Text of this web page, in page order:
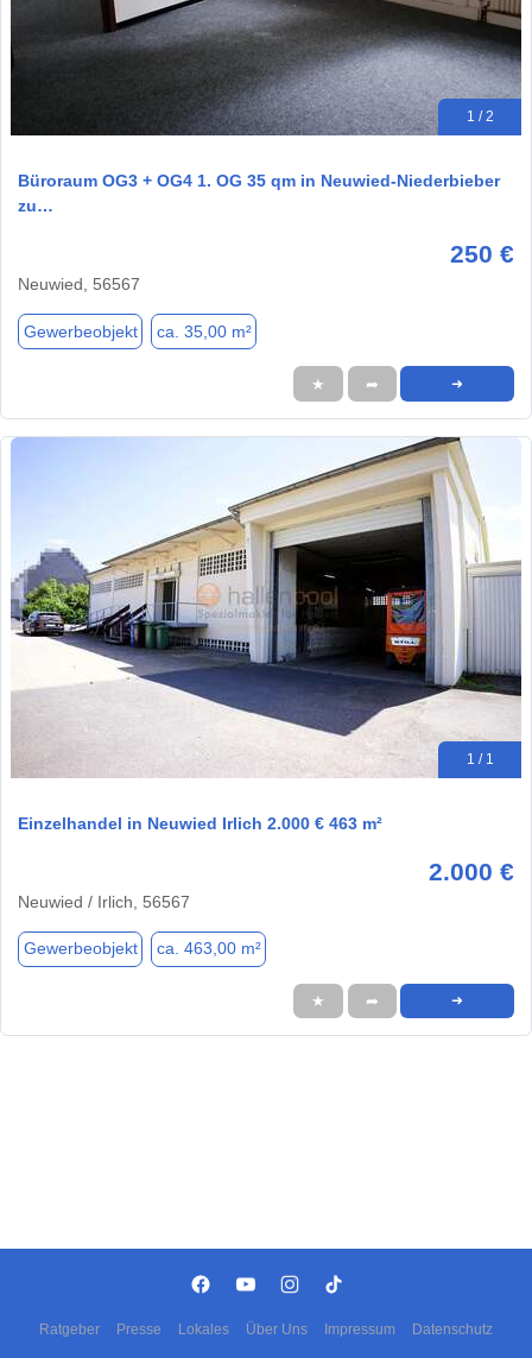
1 / 2
Büroraum OG3 + OG4 1. OG 35 qm in Neuwied-Niederbieber
zu…
250 €
Neuwied, 56567
Gewerbeobjekt ca. 35,00 m²
★ ➦ ➜
1 / 1
Einzelhandel in Neuwied Irlich 2.000 € 463 m²
2.000 €
Neuwied / Irlich, 56567
Gewerbeobjekt ca. 463,00 m²
★ ➦ ➜
Ratgeber Presse Lokales Über Uns Impressum Datenschutz